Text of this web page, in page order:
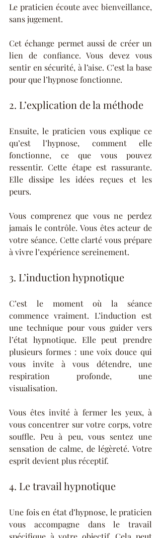
Le praticien écoute avec bienveillance,
sans jugement.
Cet échange permet aussi de créer un
lien de confiance. Vous devez vous
sentir en sécurité, à l’aise. C’est la base
pour que l’hypnose fonctionne.
2. L’explication de la méthode
Ensuite, le praticien vous explique ce
qu’est l’hypnose, comment elle
fonctionne, ce que vous pouvez
ressentir. Cette étape est rassurante.
Elle dissipe les idées reçues et les
peurs.
Vous comprenez que vous ne perdez
jamais le contrôle. Vous êtes acteur de
votre séance. Cette clarté vous prépare
à vivre l’expérience sereinement.
3. L’induction hypnotique
C’est le moment où la séance
commence vraiment. L’induction est
une technique pour vous guider vers
l’état hypnotique. Elle peut prendre
plusieurs formes : une voix douce qui
vous invite à vous détendre, une
respiration profonde, une
visualisation.
Vous êtes invité à fermer les yeux, à
vous concentrer sur votre corps, votre
souffle. Peu à peu, vous sentez une
sensation de calme, de légèreté. Votre
esprit devient plus réceptif.
4. Le travail hypnotique
Une fois en état d’hypnose, le praticien
vous accompagne dans le travail